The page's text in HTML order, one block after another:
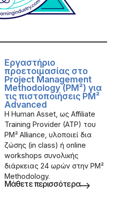
Εργαστήριο
προετοιμασίας στο
Project Management
Methodology (PM²) για
τις πιστοποιήσεις PM²
Advanced
Η Human Asset, ως Affiliate
Training Provider (ATP) του
PM² Alliance, υλοποιεί δια
ζώσης (in class) ή online
workshops συνολικής
διάρκειας 24 ωρών στην PM²
Methodology.
Μάθετε περισσότερα